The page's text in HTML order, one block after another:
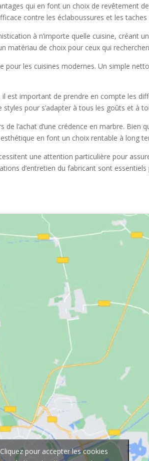
qui en font un choix de revêtement
contre les éclaboussures et les taches
à n’importe quelle cuisine, créant
de choix pour ceux qui
les cuisines modernes. Un simple
est important de prendre en compte les
pour s’adapter à tous les goûts et à
l’achat d’une crédence en marbre. Bien
en font un choix rentable à long
une attention particulière pour
d’entretien du fabricant sont
Cliquez pour accepter les cookies